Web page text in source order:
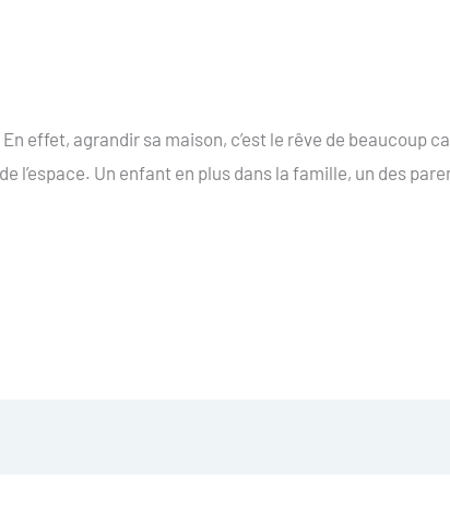
effet, agrandir sa maison, c’est le rêve de beaucoup
l’espace. Un enfant en plus dans la famille, un des